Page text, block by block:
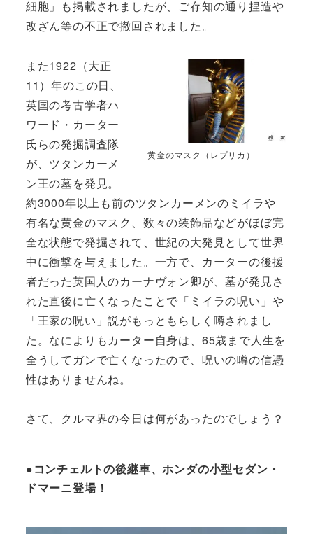
細胞」も掲載されましたが、ご存知の通り捏造や
改ざん等の不正で撤回されました。
黄金のマスク（レプリカ）
また1922（大正
11）年のこの日、
英国の考古学者ハ
ワード・カーター
氏らの発掘調査隊
が、ツタンカーメ
ン王の墓を発見。
約3000年以上も前のツタンカーメンのミイラや
有名な黄金のマスク、数々の装飾品などがほぼ完
全な状態で発掘されて、世紀の大発見として世界
中に衝撃を与えました。一方で、カーターの後援
者だった英国人のカーナヴォン卿が、墓が発見さ
れた直後に亡くなったことで「ミイラの呪い」や
「王家の呪い」説がもっともらしく噂されまし
た。なによりもカーター自身は、65歳まで人生を
全うしてガンで亡くなったので、呪いの噂の信憑
性はありませんね。
さて、クルマ界の今日は何があったのでしょう？
●コンチェルトの後継車、ホンダの小型セダン・
ドマーニ登場！